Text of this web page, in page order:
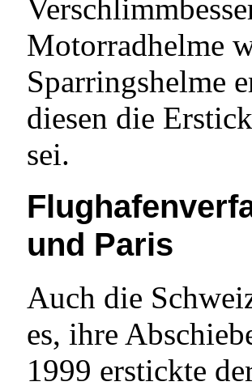
Motorradhelme
Sparringshelme
diesen die
sei.
und Paris
Auch die
es, ihre
1999 erstickte